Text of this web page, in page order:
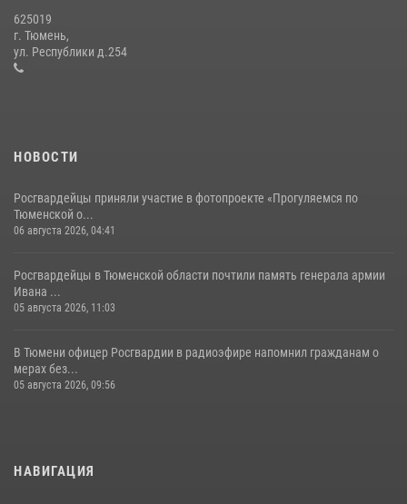
Росгвардейцы в День семьи, любви и верности оказали помощь
жителям Тюмени, оказавшимся в сложной жизненной ситуации
08 июля 2026, 09:38
625019
г. Тюмень,
ул. Республики д.254
НОВОСТИ
Росгвардейцы приняли участие в фотопроекте «Прогуляемся по
Тюменской о...
06 августа 2026, 04:41
Росгвардейцы в Тюменской области почтили память генерала армии
Ивана ...
05 августа 2026, 11:03
В Тюмени офицер Росгвардии в радиоэфире напомнил гражданам о
мерах без...
05 августа 2026, 09:56
НАВИГАЦИЯ